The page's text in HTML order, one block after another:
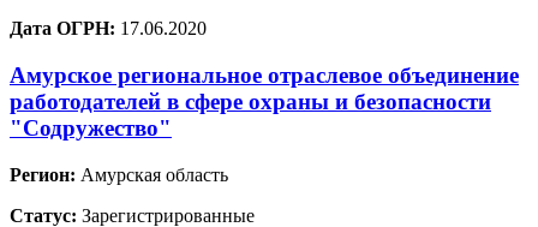
Дата ОГРН: 17.06.2020
Амурское региональное отраслевое объединение
работодателей в сфере охраны и безопасности
"Содружество"
Регион: Амурская область
Статус: Зарегистрированные